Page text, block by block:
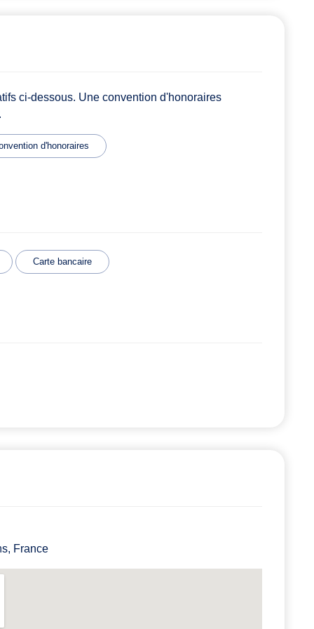
ci-dessous. Une convention d'honoraires
d'honoraires
Carte bancaire
France